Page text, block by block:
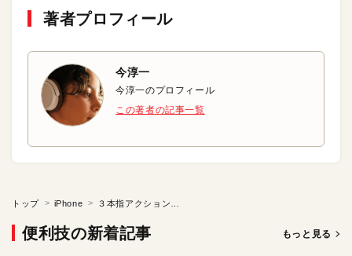
著者プロフィール
今淳一
今淳一のプロフィール
この著者の記事一覧
トップ iPhone ３本指アクションで快適文章入力
便利技の新着記事 もっと見る